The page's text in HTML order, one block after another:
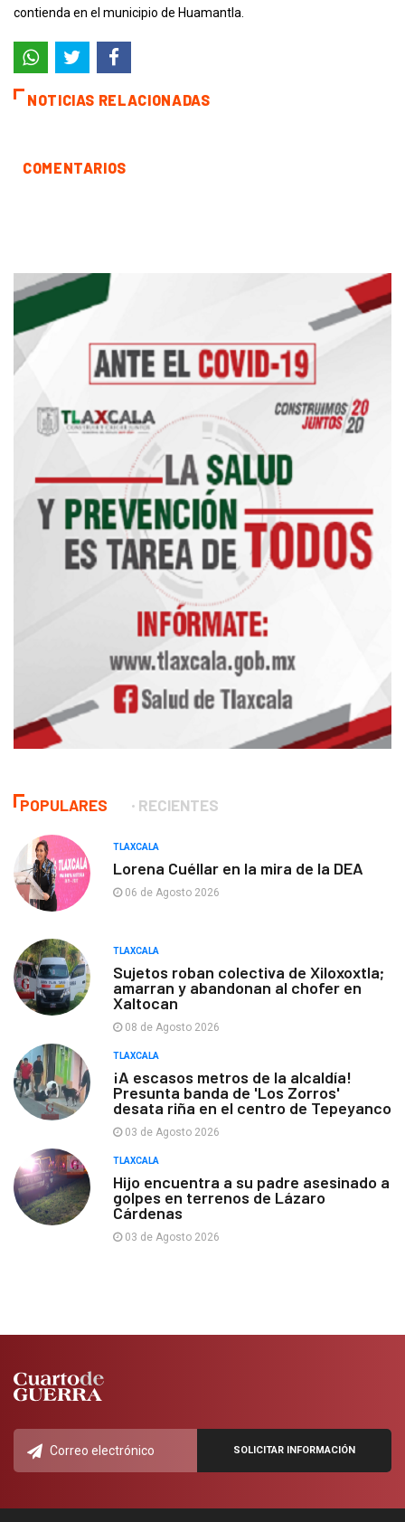
contienda en el municipio de Huamantla.
NOTICIAS RELACIONADAS
COMENTARIOS
POPULARES RECIENTES
TLAXCALA
Lorena Cuéllar en la mira de la DEA
06 de Agosto 2026
TLAXCALA
Sujetos roban colectiva de Xiloxoxtla;
amarran y abandonan al chofer en
Xaltocan
08 de Agosto 2026
TLAXCALA
¡A escasos metros de la alcaldía!
Presunta banda de 'Los Zorros'
desata riña en el centro de Tepeyanco
03 de Agosto 2026
TLAXCALA
Hijo encuentra a su padre asesinado a
golpes en terrenos de Lázaro
Cárdenas
03 de Agosto 2026